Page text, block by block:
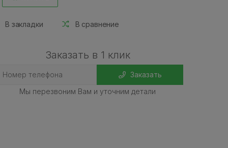
В закладки В сравнение
Заказать в 1 клик
Заказать
Мы перезвоним Вам и уточним детали